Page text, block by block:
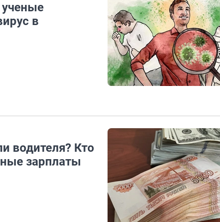
в
водителя? Кто
зарплаты